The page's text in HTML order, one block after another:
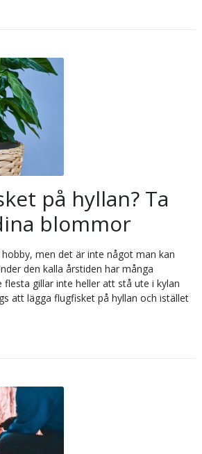
på hyllan? Ta
blommor
men det är inte något man kan
den kalla årstiden har många
gillar inte heller att stå ute i kylan
att lägga flugfisket på hyllan och istället